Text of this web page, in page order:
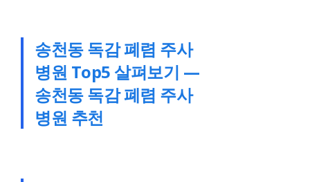
송천동 독감 폐렴 주사
병원 Top5 살펴보기 —
송천동 독감 폐렴 주사
병원 추천